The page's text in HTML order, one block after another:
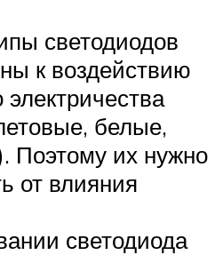
светодиодов
к воздействию
электричества
белые,
Поэтому их нужно
от влияния
светодиода